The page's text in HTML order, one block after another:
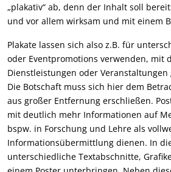
„plakativ“ ab, denn der Inhalt soll
und vor allem wirksam und mit einem
Plakate lassen sich also z.B. für
oder Eventpromotions verwenden, mit
Dienstleistungen oder
Die Botschaft muss sich hier dem
aus großer Entfernung erschließen.
mit deutlich mehr Informationen auf
bspw. in Forschung und Lehre als
Informationsübermittlung dienen. In
unterschiedliche Textabschnitte,